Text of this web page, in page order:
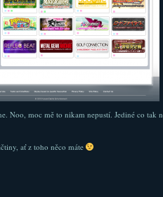
Noo, moc mě to nikam nepustí. Jediné co tak
ať z toho něco máte